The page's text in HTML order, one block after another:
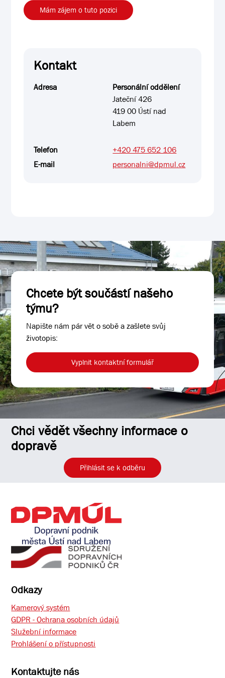
Mám zájem o tuto pozici
Kontakt
Adresa
Personální oddělení
Jateční 426
419 00 Ústí nad
Labem
Telefon
+420 475 652 106
E-mail
personalni@dpmul.cz
Chcete být součástí našeho
týmu?
Napište nám pár vět o sobě a zašlete svůj
životopis:
Vyplnit kontaktní formulář
Chci vědět všechny informace o
dopravě
Přihlásit se k odběru
Odkazy
Kamerový systém
GDPR - Ochrana osobních údajů
Služební informace
Prohlášení o přístupnosti
Kontaktujte nás